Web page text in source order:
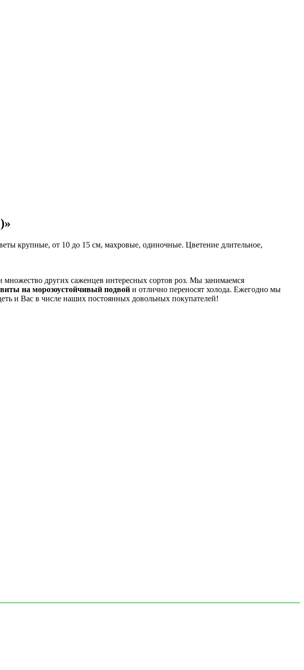
крупные, от 10 до 15 см, махровые, одиночные. Цветение длительное,
множество других саженцев интересных сортов роз. Мы занимаемся
на морозоустойчивый подвой и отлично переносят холода. Ежегодно мы
и Вас в числе наших постоянных довольных покупателей!